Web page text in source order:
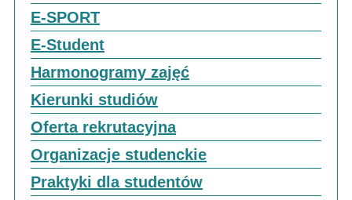
E-SPORT
E-Student
Harmonogramy zajęć
Kierunki studiów
Oferta rekrutacyjna
Organizacje studenckie
Praktyki dla studentów